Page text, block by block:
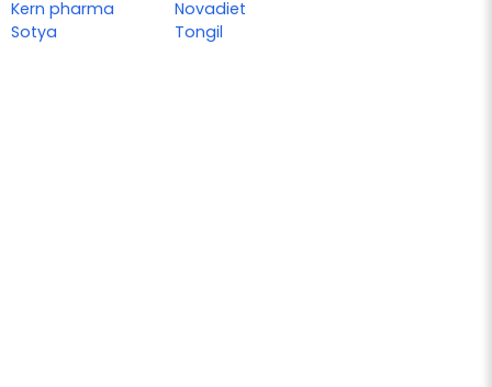
Kern pharma
Sotya
Novadiet
Tongil